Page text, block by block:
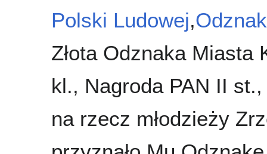
Polski Ludowej,
Złota Odznaka
kl., Nagroda PAN II st.,
na rzecz młodzieży